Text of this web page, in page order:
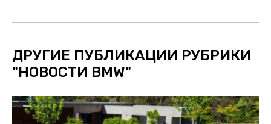
ДРУГИЕ ПУБЛИКАЦИИ РУБРИКИ
"НОВОСТИ BMW"